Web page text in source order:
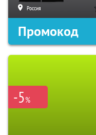
Россия
Промокод
-5%